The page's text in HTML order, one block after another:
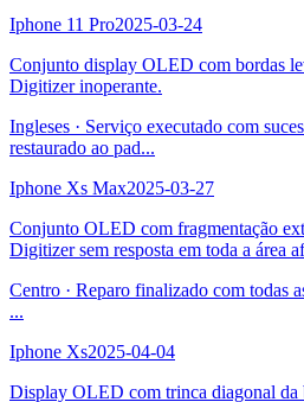
Iphone 11 Pro2025-03-24
Conjunto display OLED com bordas
Digitizer inoperante.
Ingleses · Serviço executado com
restaurado ao pad...
Iphone Xs Max2025-03-27
Conjunto OLED com fragmentação
Digitizer sem resposta em toda a área
Centro · Reparo finalizado com todas
...
Iphone Xs2025-04-04
Display OLED com trinca diagonal da